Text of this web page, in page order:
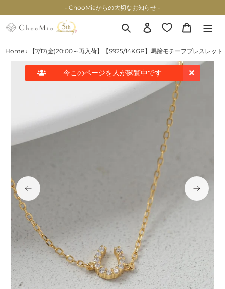
ン
テ
ツ
- ChooMiaからの大切なお知らせ -
検索 ログイン カート
今このページを人が閲覧中です
Home › 【7/17(金)20:00～再入荷】【S925/14KGP】馬蹄モチーフブレスレット